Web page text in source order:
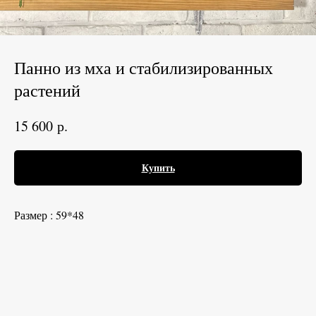
Панно из мха и стабилизированных
растений
15 600 р.
Купить
Размер : 59*48